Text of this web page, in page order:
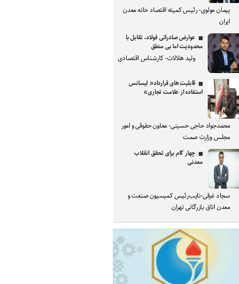
پیمان مولوی- رئیس کمیته اقتصاد خانه معدن
ایران
عوارض صادراتی فولاد، تقابل با
محدودیت اما بی منطق
ولید هلالات- کارشناس اقتصادی
قابلیت های قرارداد« لیسانس
استفاده از علامت تجاری»
محمدجواد حاجی حسینی- معاون حقوقی و امور
مجلس وزارت صمت
چهار گام برای تحقق انقلاب
معدنی
سجاد غرقی-نایب‌رئیس کمیسیون صنعت و
معدن اتاق بازرگانی تهران